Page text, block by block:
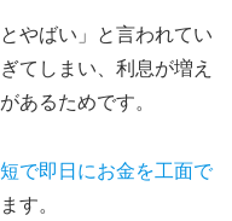
やばい」と言われてい
てしまい、利息が増え
あるためです。
で即日にお金を工面で
す。